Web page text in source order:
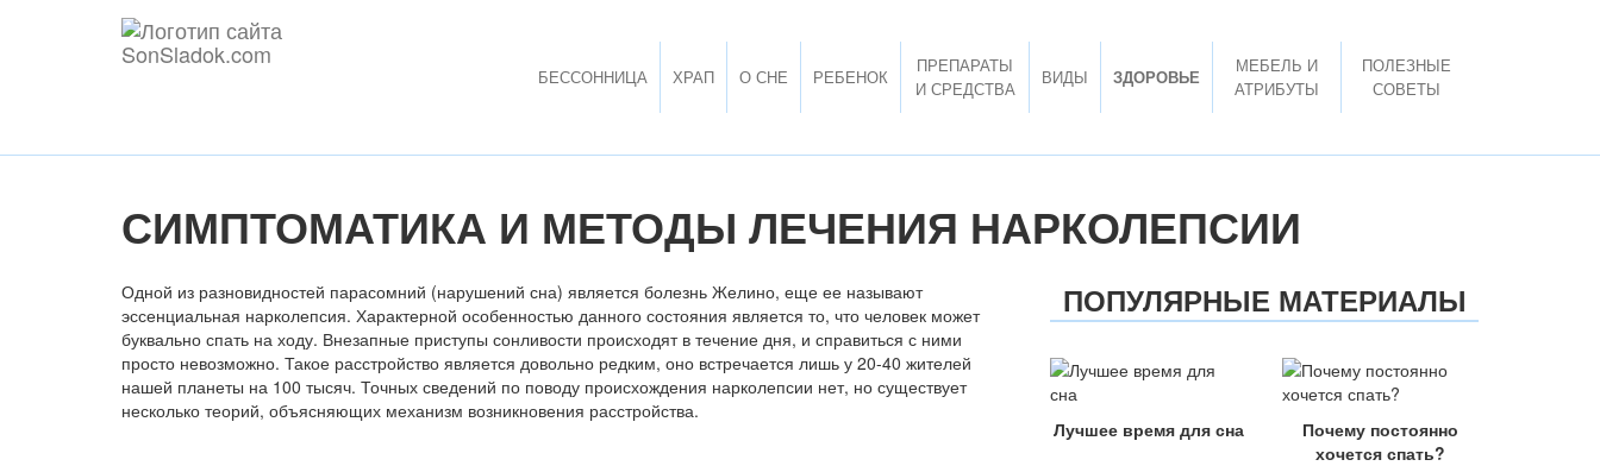
БЕССОННИЦА ХРАП О СНЕ РЕБЕНОК
ПРЕПАРАТЫ
И СРЕДСТВА
ВИДЫ ЗДОРОВЬЕ
МЕБЕЛЬ И
АТРИБУТЫ
ПОЛЕЗНЫЕ
СОВЕТЫ
СИМПТОМАТИКА И МЕТОДЫ ЛЕЧЕНИЯ НАРКОЛЕПСИИ
Одной из разновидностей парасомний (нарушений сна) является болезнь Желино, еще ее называют
эссенциальная нарколепсия. Характерной особенностью данного состояния является то, что человек может
буквально спать на ходу. Внезапные приступы сонливости происходят в течение дня, и справиться с ними
просто невозможно. Такое расстройство является довольно редким, оно встречается лишь у 20-40 жителей
нашей планеты на 100 тысяч. Точных сведений по поводу происхождения нарколепсии нет, но существует
несколько теорий, объясняющих механизм возникновения расстройства.
ПОПУЛЯРНЫЕ МАТЕРИАЛЫ
Лучшее время для сна
Почему постоянно
хочется спать?